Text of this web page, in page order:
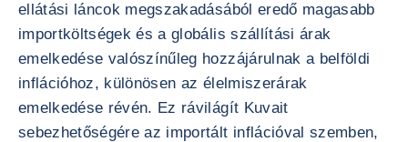
ellátási láncok megszakadásából eredő magasabb
importköltségek és a globális szállítási árak
emelkedése valószínűleg hozzájárulnak a belföldi
inflációhoz, különösen az élelmiszerárak
emelkedése révén. Ez rávilágít Kuvait
sebezhetőségére az importált inflációval szemben,